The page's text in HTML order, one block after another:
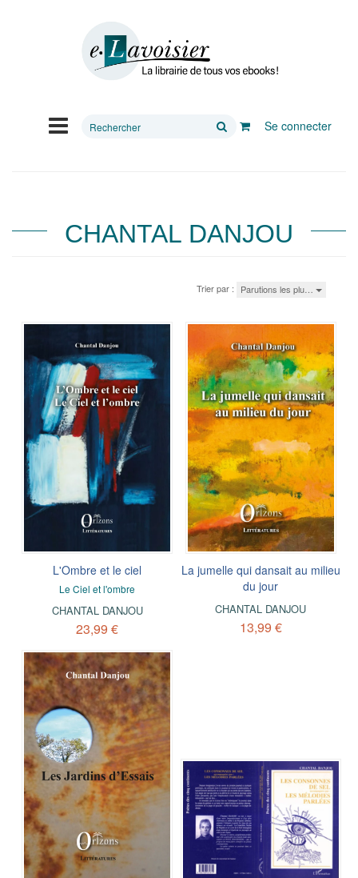
Rechercher
Se connecter
CHANTAL DANJOU
Trier par : Parutions les plu…
L'Ombre et le ciel
Le Ciel et l'ombre
CHANTAL DANJOU
23,99 €
La jumelle qui dansait au milieu
du jour
CHANTAL DANJOU
13,99 €